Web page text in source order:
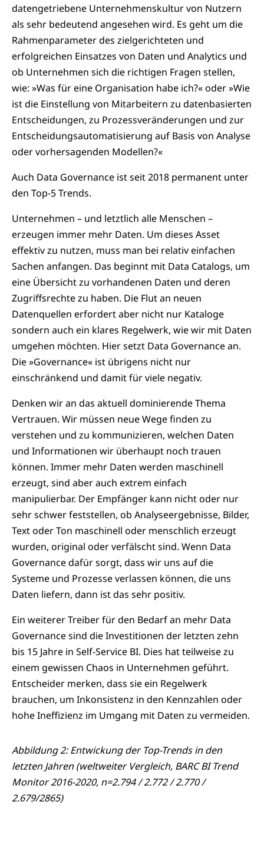
datengetriebene Unternehmenskultur von Nutzern
als sehr bedeutend angesehen wird. Es geht um die
Rahmenparameter des zielgerichteten und
erfolgreichen Einsatzes von Daten und Analytics und
ob Unternehmen sich die richtigen Fragen stellen,
wie: »Was für eine Organisation habe ich?« oder »Wie
ist die Einstellung von Mitarbeitern zu datenbasierten
Entscheidungen, zu Prozessveränderungen und zur
Entscheidungsautomatisierung auf Basis von Analyse
oder vorhersagenden Modellen?«
Auch Data Governance ist seit 2018 permanent unter
den Top-5 Trends.
Unternehmen – und letztlich alle Menschen –
erzeugen immer mehr Daten. Um dieses Asset
effektiv zu nutzen, muss man bei relativ einfachen
Sachen anfangen. Das beginnt mit Data Catalogs, um
eine Übersicht zu vorhandenen Daten und deren
Zugriffsrechte zu haben. Die Flut an neuen
Datenquellen erfordert aber nicht nur Kataloge
sondern auch ein klares Regelwerk, wie wir mit Daten
umgehen möchten. Hier setzt Data Governance an.
Die »Governance« ist übrigens nicht nur
einschränkend und damit für viele negativ.
Denken wir an das aktuell dominierende Thema
Vertrauen. Wir müssen neue Wege finden zu
verstehen und zu kommunizieren, welchen Daten
und Informationen wir überhaupt noch trauen
können. Immer mehr Daten werden maschinell
erzeugt, sind aber auch extrem einfach
manipulierbar. Der Empfänger kann nicht oder nur
sehr schwer feststellen, ob Analyseergebnisse, Bilder,
Text oder Ton maschinell oder menschlich erzeugt
wurden, original oder verfälscht sind. Wenn Data
Governance dafür sorgt, dass wir uns auf die
Systeme und Prozesse verlassen können, die uns
Daten liefern, dann ist das sehr positiv.
Ein weiterer Treiber für den Bedarf an mehr Data
Governance sind die Investitionen der letzten zehn
bis 15 Jahre in Self-Service BI. Dies hat teilweise zu
einem gewissen Chaos in Unternehmen geführt.
Entscheider merken, dass sie ein Regelwerk
brauchen, um Inkonsistenz in den Kennzahlen oder
hohe Ineffizienz im Umgang mit Daten zu vermeiden.
Abbildung 2: Entwickung der Top-Trends in den
letzten Jahren (weltweiter Vergleich, BARC BI Trend
Monitor 2016-2020, n=2.794 / 2.772 / 2.770 /
2.679/2865)